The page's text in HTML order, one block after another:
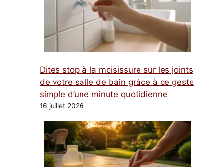
Dites stop à la moisissure sur les joints
de votre salle de bain grâce à ce geste
simple d’une minute quotidienne
16 juillet 2026